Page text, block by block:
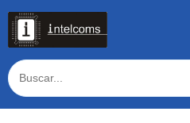
contenido